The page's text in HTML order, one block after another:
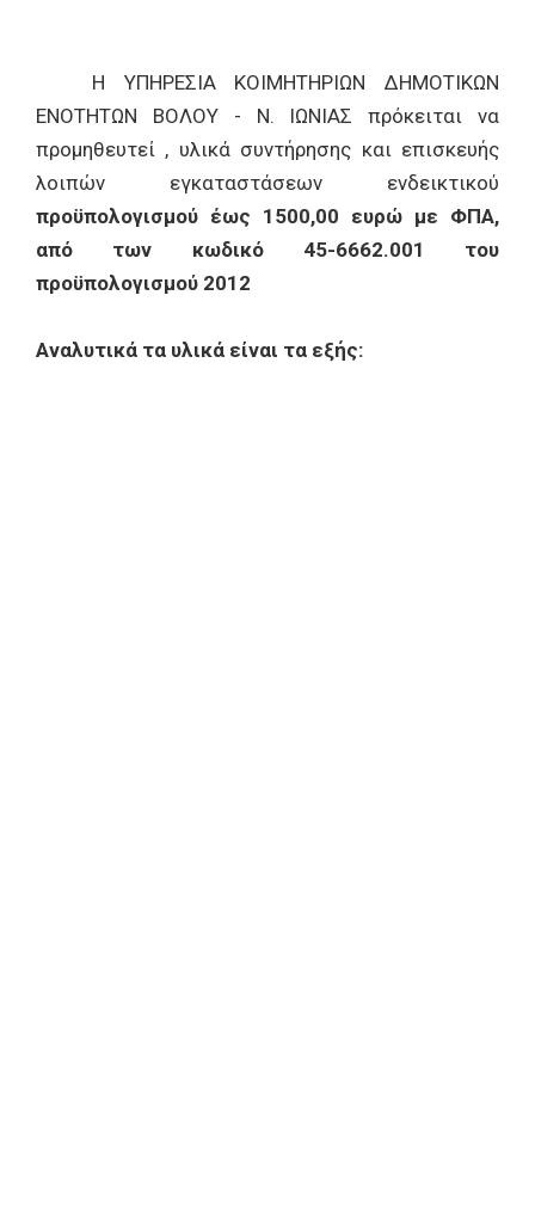
Η ΥΠΗΡΕΣΙΑ ΚΟΙΜΗΤΗΡΙΩΝ ΔΗΜΟΤΙΚΩΝ
ΕΝΟΤΗΤΩΝ ΒΟΛΟΥ - Ν. ΙΩΝΙΑΣ πρόκειται να
προμηθευτεί , υλικά συντήρησης και επισκευής
λοιπών εγκαταστάσεων ενδεικτικού
προϋπολογισμού έως 1500,00 ευρώ με ΦΠΑ,
από των κωδικό 45-6662.001 του
προϋπολογισμού 2012
Αναλυτικά τα υλικά είναι τα εξής: